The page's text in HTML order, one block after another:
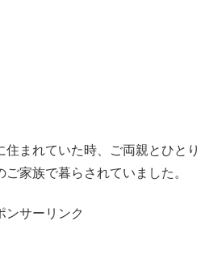
まれていた時、ご両親とひとり
家族で暮らされていました。
ンサーリンク